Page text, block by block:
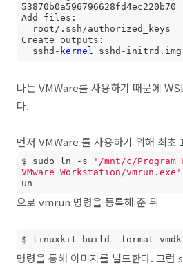
53870b0a596796628fd4ec220b70
Add files:
Create outputs:
  sshd-
kernel sshd-initrd.img
나는 VMWare를 사용하기 때문에
다.
먼저 VMWare 를 사용하기 위해 최초
$ sudo ln -s
'/mnt/c/Program
VMware Workstation/vmrun.exe'
un
으로 vmrun 명령을 등록해 준 뒤
$ linuxkit build -format vmdk
명령을 통해 이미지를 빌드한다. 그